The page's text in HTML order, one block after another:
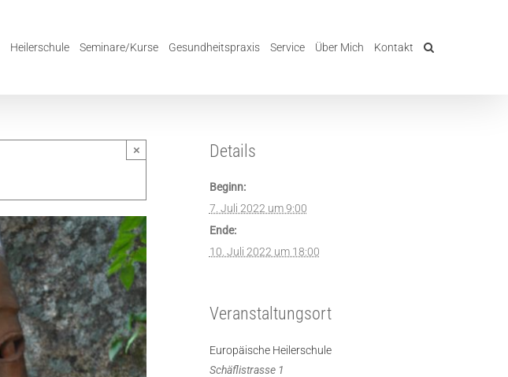
Heilerschule Seminare/Kurse Gesundheitspraxis Service Über Mich Kontakt
× Details
Beginn:
7. Juli 2022 um 9:00
Ende:
10. Juli 2022 um 18:00
Veranstaltungsort
Europäische Heilerschule
Schäflistrasse 1